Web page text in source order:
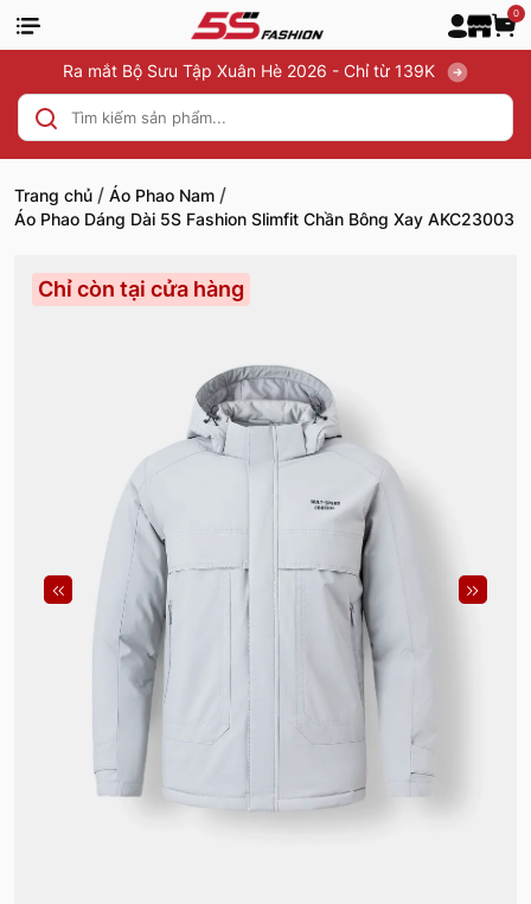
0
Ra mắt Bộ Sưu Tập Xuân Hè 2026 - Chỉ từ 139K
Trang chủ / Áo Phao Nam /
Áo Phao Dáng Dài 5S Fashion Slimfit Chần Bông Xay AKC23003
Chỉ còn tại cửa hàng